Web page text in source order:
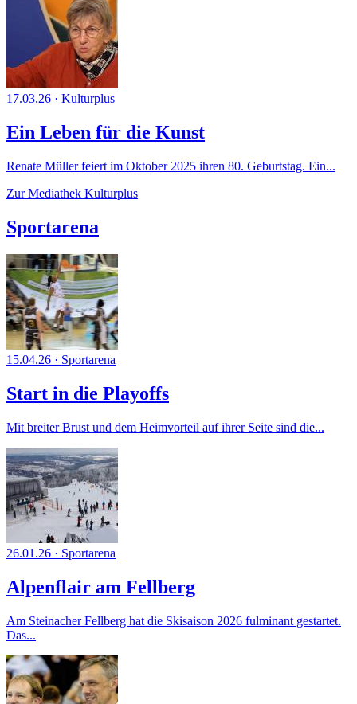
17.03.26 · Kulturplus
Ein Leben für die Kunst
Renate Müller feiert im Oktober 2025 ihren 80. Geburtstag. Ein...
Zur Mediathek Kulturplus
Sportarena
15.04.26 · Sportarena
Start in die Playoffs
Mit breiter Brust und dem Heimvorteil auf ihrer Seite sind die...
26.01.26 · Sportarena
Alpenflair am Fellberg
Am Steinacher Fellberg hat die Skisaison 2026 fulminant gestartet.
Das...